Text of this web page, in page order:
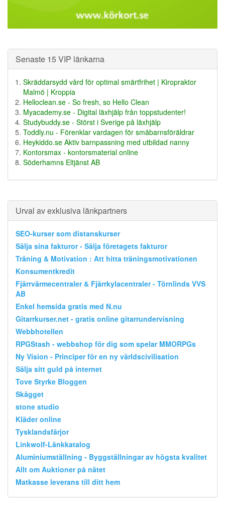
Senaste 15 VIP länkarna
Skräddarsydd vård för optimal smärtfrihet | Kiropraktor
Malmö | Kroppia
Helloclean.se - So fresh, so Hello Clean
Myacademy.se - Digital läxhjälp från toppstudenter!
Studybuddy.se - Störst i Sverige på läxhjälp
Toddly.nu - Förenklar vardagen för småbarnsföräldrar
Heykiddo.se Aktiv barnpassning med utbildad nanny
Kontorsmax - kontorsmaterial online
Söderhamns Eltjänst AB
Urval av exklusiva länkpartners
SEO-kurser som distanskurser
Sälja sina fakturor - Sälja företagets fakturor
Träning & Motivation : Att hitta träningsmotivationen
Konsumentkredit
Fjärrvärmecentraler & Fjärrkylacentraler - Törnlinds VVS
AB
Enkel hemsida gratis med N.nu
Gitarrkurser.net - gratis online gitarrundervisning
Webbhotellen
RPGStash - webbshop för dig som spelar MMORPGs
Ny Vision - Principer för en ny världscivilisation
Sälja sitt guld på internet
Tove Styrke Bloggen
Skägget
stone studio
Kläder online
Tysklandsfärjor
Linkwolf-Länkkatalog
Aluminiumställning - Byggställningar av högsta kvalitet
Allt om Auktioner på nätet
Matkasse leverans till ditt hem